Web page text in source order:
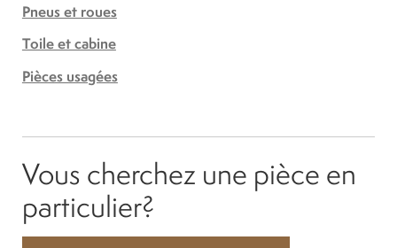
Pneus et roues
Toile et cabine
Pièces usagées
Vous cherchez une pièce en
particulier?